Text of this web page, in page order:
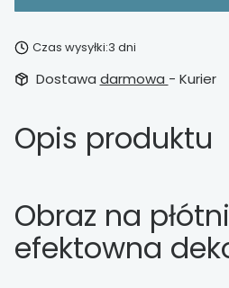
Czas wysyłki:3 dni
Dostawa darmowa - Kurier
Opis produktu
Obraz na
efektowna